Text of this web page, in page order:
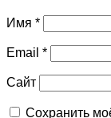
Имя *
Email *
Сайт
Сохранить